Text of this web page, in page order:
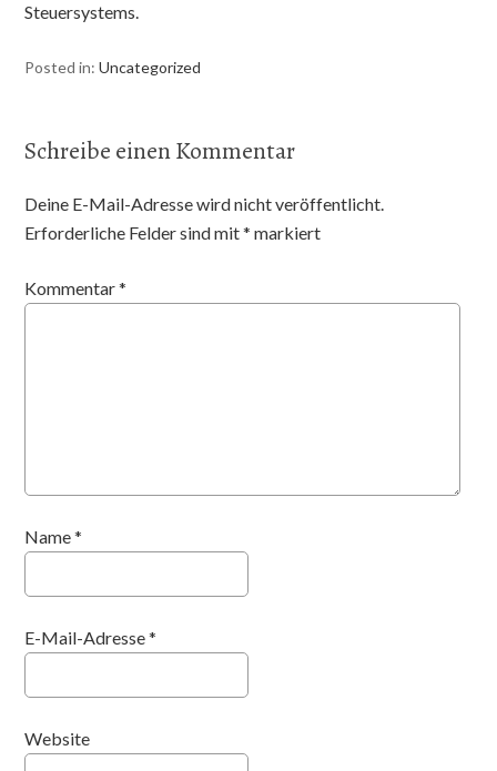
Steuersystems.
Posted in:Uncategorized
Schreibe einen Kommentar
Deine E-Mail-Adresse wird nicht veröffentlicht.
Erforderliche Felder sind mit* markiert
Kommentar*
Name*
E-Mail-Adresse*
Website